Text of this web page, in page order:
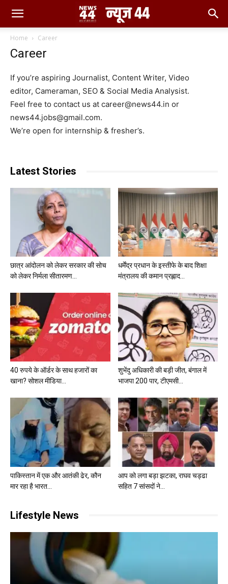
Home Career
Career
If you’re aspiring Journalist, Content Writer, Video
editor, Cameraman, SEO & Social Media Analysist.
Feel free to contact us at career@news44.in or
news44.jobs@gmail.com.
We’re open for internship & fresher’s.
Latest Stories
छात्र आंदोलन को लेकर सरकार की सोच
को लेकर निर्मला सीतारमण...
धर्मेंद्र प्रधान के इस्तीफे के बाद शिक्षा
मंत्रालय की कमान प्रह्लाद...
40 रुपये के ऑर्डर के साथ हजारों का
खाना? सोशल मीडिया...
शुभेंदु अधिकारी की बड़ी जीत, बंगाल में
भाजपा 200 पार, टीएमसी...
पाकिस्तान में एक और आतंकी ढेर, कौन
मार रहा है भारत...
आप को लगा बड़ा झटका, राघव चड्ढा
सहित 7 सांसदों ने...
Lifestyle News